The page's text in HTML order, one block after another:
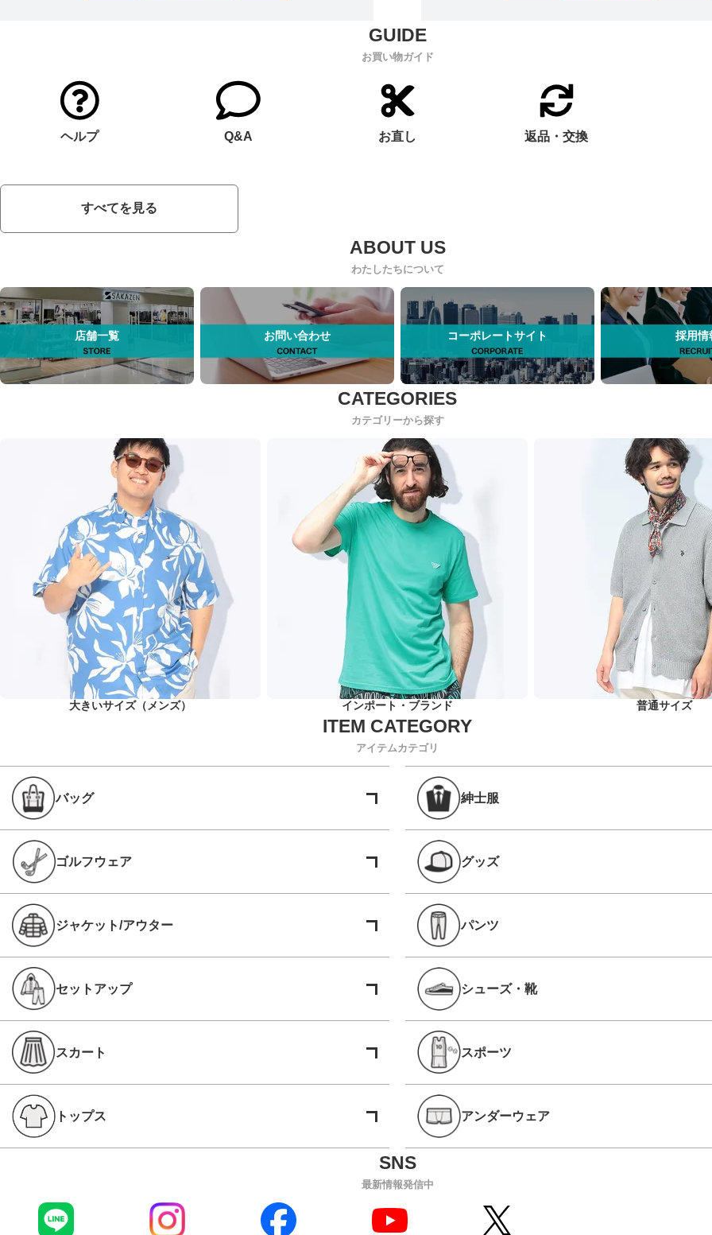
お買い物ガイド
ヘルプ Q&A お直し 返品・交換
すべてを見る
わたしたちについて
店舗一覧 お問い合わせ コーポレートサイト 採用情
カテゴリーから探す
大きいサイズ（メンズ） インポート・ブランド 普通サイズ
アイテムカテゴリ
バッグ 紳士服
ゴルフウェア グッズ
ジャケット/アウター パンツ
セットアップ シューズ・靴
スカート スポーツ
トップス アンダーウェア
最新情報発信中